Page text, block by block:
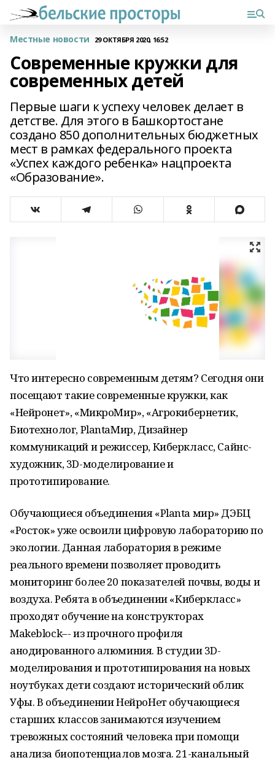
Местные новости 29 ОКТЯБРЯ 2020, 16:52
Современные кружки для
современных детей
Первые шаги к успеху человек делает в
детстве. Для этого в Башкортостане
создано 850 дополнительных бюджетных
мест в рамках федерального проекта
«Успех каждого ребенка» нацпроекта
«Образование».
Что интересно современным детям? Сегодня они
посещают такие современные кружки, как
«Нейронет», «МикроМир», «Агрокибернетик,
Биотехнолог, PlantaМир, Дизайнер
коммуникаций и режиссер, Киберкласс, Сайнс-
художник, 3D-моделирование и
прототипирование.
Обучающиеся объединения «Planta мир» ДЭБЦ
«Росток» уже освоили цифровую лабораторию по
экологии. Данная лаборатория в режиме
реального времени позволяет проводить
мониторинг более 20 показателей почвы, воды и
воздуха. Ребята в объединении «Киберкласс»
проходят обучение на конструкторах
Makeblock–- из прочного профиля
анодированного алюминия. В студии 3D-
моделирования и прототипирования на новых
ноутбуках дети создают исторический облик
Уфы. В объединении НейроНет обучающиеся
старших классов занимаются изучением
тревожных состояний человека при помощи
анализа биопотенциалов мозга. 21-канальный